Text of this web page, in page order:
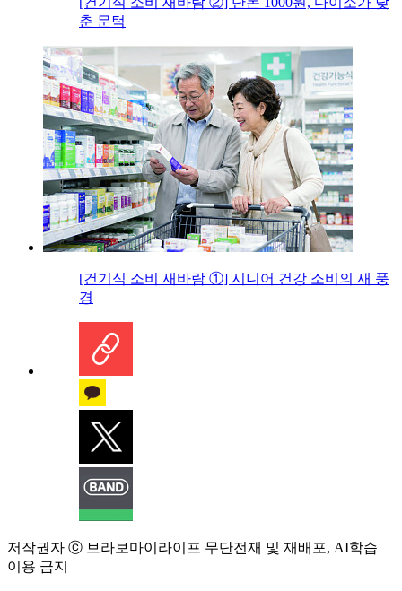
춘 문턱
[건기식 소비 새바람 ①] 시니어 건강 소비의 새 풍
경
저작권자 ⓒ 브라보마이라이프 무단전재 및 재배포, AI학습
이용 금지